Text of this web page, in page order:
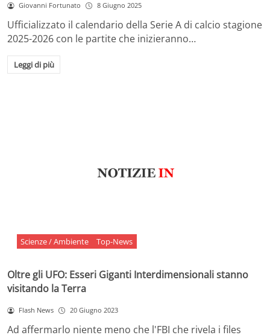
Giovanni Fortunato 8 Giugno 2025
Ufficializzato il calendario della Serie A di calcio stagione
2025-2026 con le partite che inizieranno…
Leggi di più
Scienze / Ambiente Top-News
Oltre gli UFO: Esseri Giganti Interdimensionali stanno
visitando la Terra
Flash News 20 Giugno 2023
Ad affermarlo niente meno che l'FBI che rivela i files